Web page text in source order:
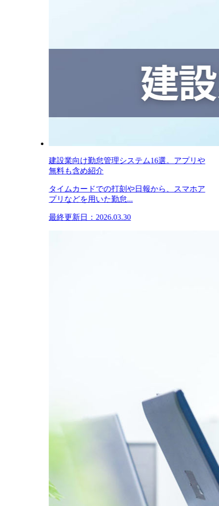
建設業向け勤怠管理システム16選。アプリや
無料も含め紹介
タイムカードでの打刻や日報から、スマホア
プリなどを用いた勤怠...
最終更新日：2026.03.30